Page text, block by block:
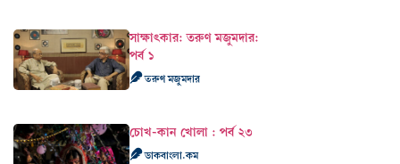
সাক্ষাৎকার: তরুণ মজুমদার:
পর্ব ১
তরুণ মজুমদার
চোখ-কান খোলা : পর্ব ২৩
ডাকবাংলা.কম